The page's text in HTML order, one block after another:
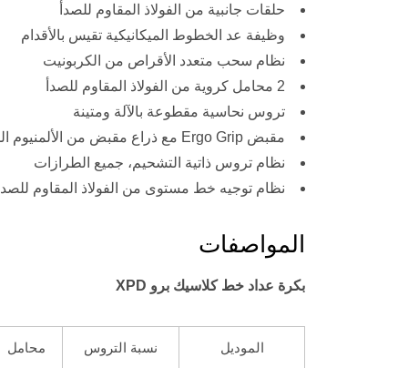
حلقات جانبية من الفولاذ المقاوم للصدأ
وظيفة عد الخطوط الميكانيكية تقيس بالأقدام
نظام سحب متعدد الأقراص من الكربونيت
2 محامل كروية من الفولاذ المقاوم للصدأ
تروس نحاسية مقطوعة بالآلة ومتينة
مقبض Ergo Grip مع ذراع مقبض من الألمنيوم المؤكسد
نظام تروس ذاتية التشحيم، جميع الطرازات
نظام توجيه خط مستوى من الفولاذ المقاوم للصدأ
المواصفات
بكرة عداد خط كلاسيك برو XPD
الموديل نسبة التروس محامل